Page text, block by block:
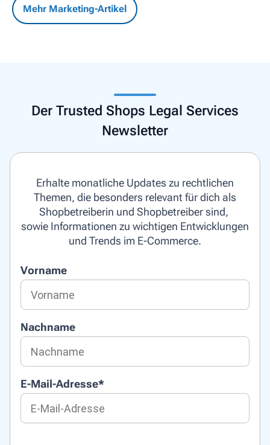
Mehr Marketing-Artikel
Der Trusted Shops Legal Services
Newsletter
Erhalte monatliche Updates zu rechtlichen
Themen, die besonders relevant für dich als
Shopbetreiberin und Shopbetreiber sind,
sowie Informationen zu wichtigen Entwicklungen
und Trends im E-Commerce.
Vorname
Nachname
E-Mail-Adresse*